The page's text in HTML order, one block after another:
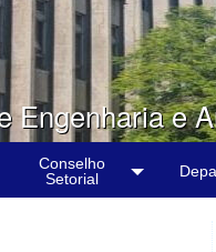
Engenharia e
Conselho
Setorial